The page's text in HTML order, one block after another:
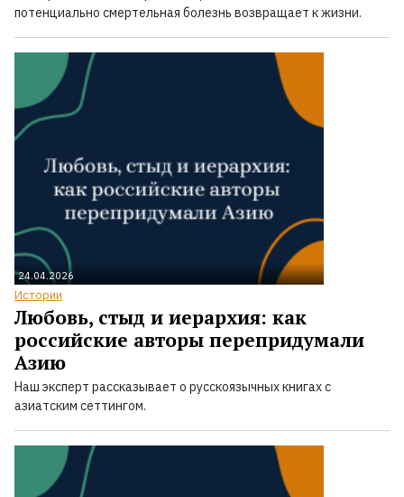
потенциально смертельная болезнь возвращает к жизни.
24.04.2026
Истории
Любовь, стыд и иерархия: как
российские авторы перепридумали
Азию
Наш эксперт рассказывает о русскоязычных книгах с
азиатским сеттингом.